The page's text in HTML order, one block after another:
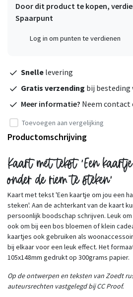
Door dit product te kopen,
Spaarpunt
Log in om punten te verdienen
Snelle levering
Gratis verzending bij besteding
Meer informatie? Neem contact
Toevoegen aan vergelijking
Productomschrijving
Kaart met tekst 'Een
onder de riem te steken'
Kaart met tekst 'Een kaartje om jou een
steken'. Aan de achterkant van de kaart
persoonlijk boodschap schrijven. Leuk
ook om bij een bos bloemen of klein
kaartjes ook gebruiken als
bij elkaar voor een leuk effect. Het
105x148mm gedrukt op 300grams papier.
Op de ontwerpen en teksten van Zoedt
auteursrechten vastgelegd bij CC Proof.